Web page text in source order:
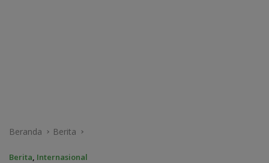
Beranda Berita
Berita, Internasional